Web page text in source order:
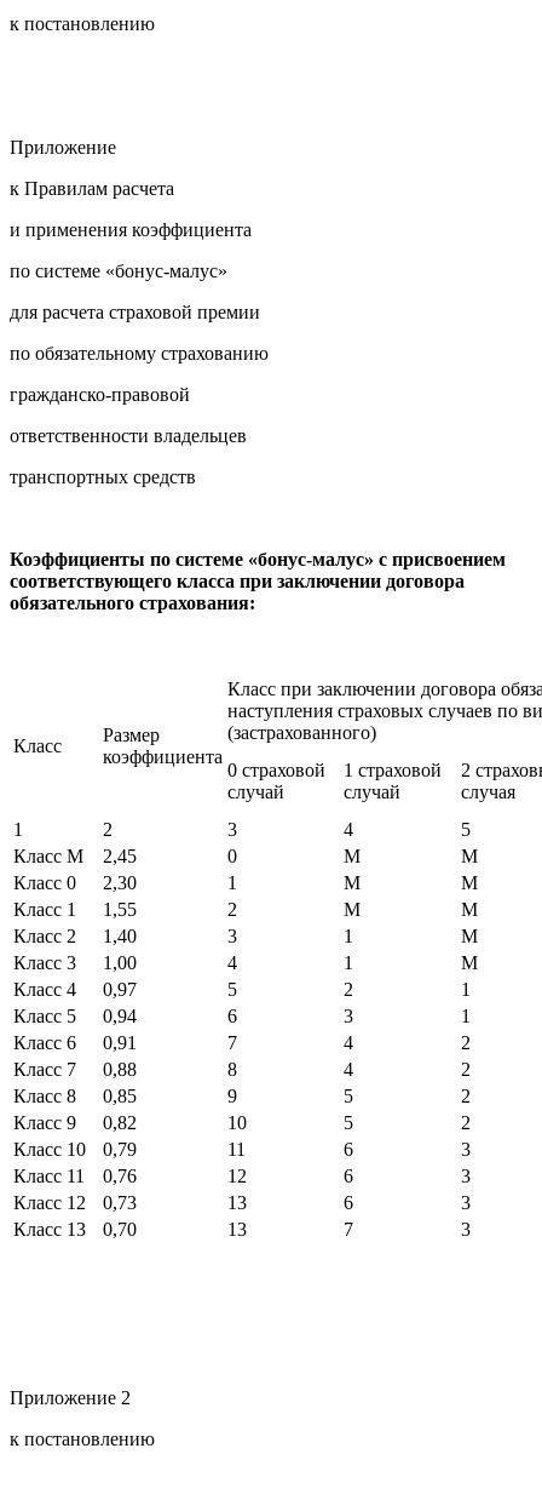
к постановлению
Приложение
к Правилам расчета
и применения коэффициента
по системе «бонус-малус»
для расчета страховой премии
по обязательному страхованию
гражданско-правовой
ответственности владельцев
транспортных средств
Коэффициенты по системе «бонус-малус» с присвоением
соответствующего класса при заключении договора
обязательного страхования:
Класс
Размер
коэффициента
Класс при заключении договора
наступления страховых случаев по
(застрахованного)
0 страховой
случай
1 страховой
случай
2
случая
1
2 3 4
5
Класс М
2,45 0 М
М
Класс 0
2,30 1 М
М
Класс 1
1,55 2 М
М
Класс 2
1,40 3 1
М
Класс 3
1,00 4 1
М
Класс 4
0,97 5 2
1
Класс 5
0,94 6 3
1
Класс 6
0,91 7 4
2
Класс 7
0,88 8 4
2
Класс 8
0,85 9 5
2
Класс 9
0,82 10 5
2
Класс 10
0,79 11 6
3
Класс 11
0,76 12 6
3
Класс 12
0,73 13 6
3
Класс 13
0,70 13 7 3
Приложение 2
к постановлению